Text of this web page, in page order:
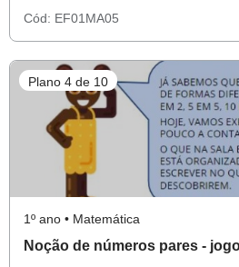
Cód: EF01MA05
Plano 4 de 10
1º ano • Matemática
Noção de números pares -